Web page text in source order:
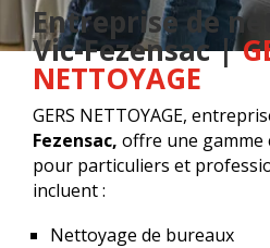
Entreprise de
Vic-Fezensac |
NETTOYAGE
GERS NETTOYAGE,
Fezensac, offre une gamme
pour particuliers et
incluent :
Nettoyage de bureaux